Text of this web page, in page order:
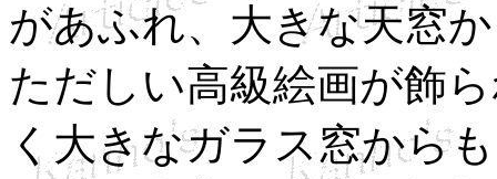
があふれ、大きな天窓
ただしい高級絵画が飾
く大きなガラス窓から